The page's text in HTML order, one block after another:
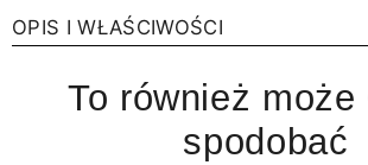
OPIS I WŁAŚCIWOŚCI
To również może
spodobać